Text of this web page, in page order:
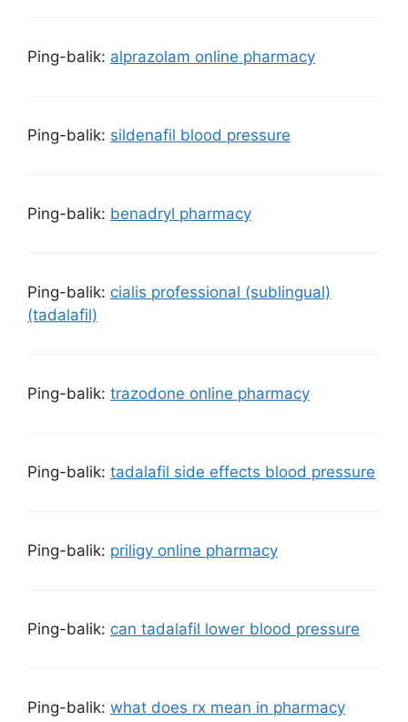
Ping-balik: alprazolam online pharmacy
Ping-balik: sildenafil blood pressure
Ping-balik: benadryl pharmacy
Ping-balik: cialis professional (sublingual)
(tadalafil)
Ping-balik: trazodone online pharmacy
Ping-balik: tadalafil side effects blood pressure
Ping-balik: priligy online pharmacy
Ping-balik: can tadalafil lower blood pressure
Ping-balik: what does rx mean in pharmacy